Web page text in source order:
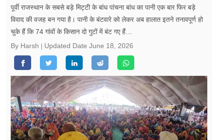
गैलरी
वीडियो
रिलेशनशिप
जीवन मंत्रा
फूड
सेहत
पूर्वी राजस्थान के सबसे बड़े मिट्टी के बांध पांचना बांध का पानी एक बार फिर बड़े
विवाद की वजह बन गया है। पानी के बंटवारे को लेकर अब हालात इतने तनावपूर्ण हो
चुके हैं कि 74 गांवों के किसान दो गुटों में बंट गए हैं…
By Harsh
Updated Date June 18, 2026